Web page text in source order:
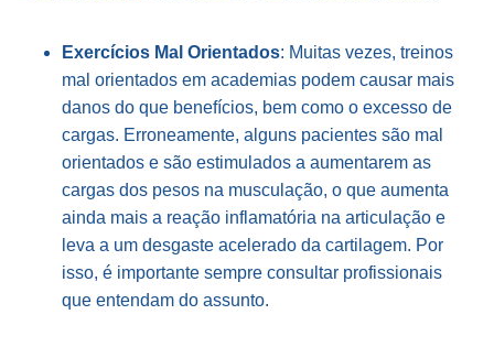
Exercícios Mal Orientados: Muitas vezes, treinos
mal orientados em academias podem causar mais
danos do que benefícios, bem como o excesso de
cargas. Erroneamente, alguns pacientes são mal
orientados e são estimulados a aumentarem as
cargas dos pesos na musculação, o que aumenta
ainda mais a reação inflamatória na articulação e
leva a um desgaste acelerado da cartilagem. Por
isso, é importante sempre consultar profissionais
que entendam do assunto.